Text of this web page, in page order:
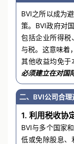
BVI之所以成为
策。BVI政府对
包括企业所得税
与税。这意味着
其他收益均免于
必须建立在对国
二、BVI公司合
1. 利用税收协
BVI与多个国家
低或免除股息、